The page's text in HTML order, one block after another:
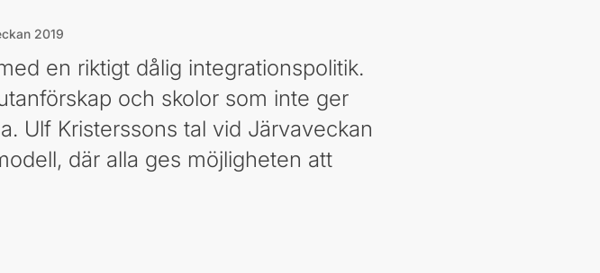
2019
en riktigt dålig integrationspolitik.
och skolor som inte ger
Ulf Kristerssons tal vid Järvaveckan
där alla ges möjligheten att